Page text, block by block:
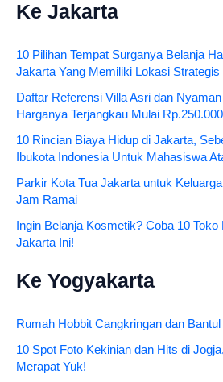
Ke Jakarta
10 Pilihan Tempat Surganya Belanja
Jakarta Yang Memiliki Lokasi Strategis
Daftar Referensi Villa Asri dan
Harganya Terjangkau Mulai Rp.250.000
10 Rincian Biaya Hidup di Jakarta,
Ibukota Indonesia Untuk Mahasiswa
Parkir Kota Tua Jakarta untuk
Jam Ramai
Ingin Belanja Kosmetik? Coba 10
Jakarta Ini!
Ke Yogyakarta
Rumah Hobbit Cangkringan dan Bantul
10 Spot Foto Kekinian dan Hits di
Merapat Yuk!